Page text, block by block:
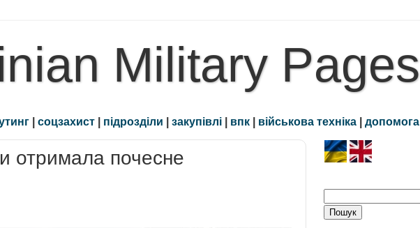
Military Pages
| соцзахист | підрозділи | закупівлі | впк | військова техніка | допомога
отримала почесне